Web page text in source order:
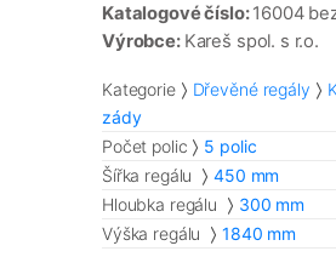
Katalogové číslo:16004
Výrobce: Kareš spol. s r.o.
Kategorie Dřevěné regály
zády
Počet polic
5 polic
Šířka regálu
450 mm
Hloubka regálu
300 mm
Výška regálu
1840 mm